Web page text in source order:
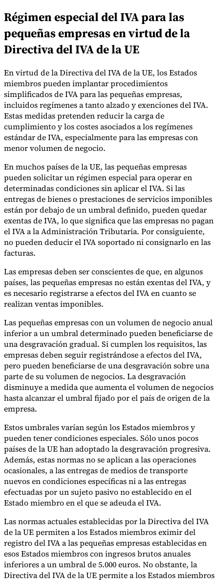
Régimen especial del IVA para las
pequeñas empresas en virtud de la
Directiva del IVA de la UE
En virtud de la Directiva del IVA de la UE, los Estados
miembros pueden implantar procedimientos
simplificados de IVA para las pequeñas empresas,
incluidos regímenes a tanto alzado y exenciones del IVA.
Estas medidas pretenden reducir la carga de
cumplimiento y los costes asociados a los regímenes
estándar de IVA, especialmente para las empresas con
menor volumen de negocio.
En muchos países de la UE, las pequeñas empresas
pueden solicitar un régimen especial para operar en
determinadas condiciones sin aplicar el IVA. Si las
entregas de bienes o prestaciones de servicios imponibles
están por debajo de un umbral definido, pueden quedar
exentas de IVA, lo que significa que las empresas no pagan
el IVA a la Administración Tributaria. Por consiguiente,
no pueden deducir el IVA soportado ni consignarlo en las
facturas.
Las empresas deben ser conscientes de que, en algunos
países, las pequeñas empresas no están exentas del IVA, y
es necesario registrarse a efectos del IVA en cuanto se
realizan ventas imponibles.
Las pequeñas empresas con un volumen de negocio anual
inferior a un umbral determinado pueden beneficiarse de
una desgravación gradual. Si cumplen los requisitos, las
empresas deben seguir registrándose a efectos del IVA,
pero pueden beneficiarse de una desgravación sobre una
parte de su volumen de negocios. La desgravación
disminuye a medida que aumenta el volumen de negocios
hasta alcanzar el umbral fijado por el país de origen de la
empresa.
Estos umbrales varían según los Estados miembros y
pueden tener condiciones especiales. Sólo unos pocos
países de la UE han adoptado la desgravación progresiva.
Además, estas normas no se aplican a las operaciones
ocasionales, a las entregas de medios de transporte
nuevos en condiciones específicas ni a las entregas
efectuadas por un sujeto pasivo no establecido en el
Estado miembro en el que se adeuda el IVA.
Las normas actuales establecidas por la Directiva del IVA
de la UE permiten a los Estados miembros eximir del
registro del IVA a las pequeñas empresas establecidas en
esos Estados miembros con ingresos brutos anuales
inferiores a un umbral de 5.000 euros. No obstante, la
Directiva del IVA de la UE permite a los Estados miembros